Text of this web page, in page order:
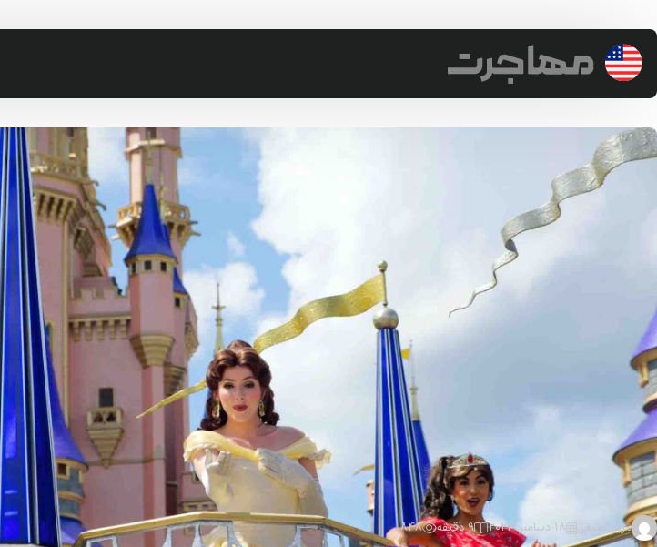
مریم صیفی 18 دسامبر 2023 9 دقیقه 848